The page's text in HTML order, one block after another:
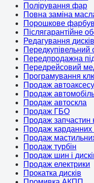
Полірування фар
Повна заміна
Порошкове
Післягарантійне
Редагування дисків
Передкупівельний
Передпродажна
Передрейсовий
Програмування
Продаж
Продаж
Продаж автоскла
Продаж ГБО
Продаж запчастин
Продаж карданних
Продаж
Продаж турбін
Продаж шин і
Продаж електрики
Прокатка дисків